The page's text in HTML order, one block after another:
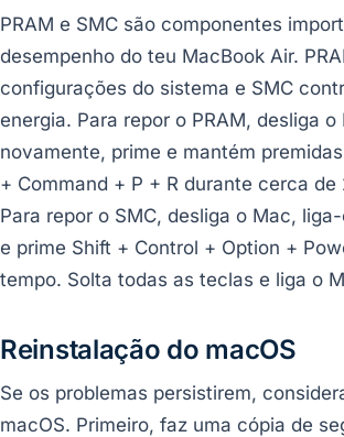
PRAM e SMC são componentes
desempenho do teu MacBook Air.
configurações do sistema e SMC
energia. Para repor o PRAM, desliga
novamente, prime e mantém
+ Command + P + R durante cerca de
Para repor o SMC, desliga o Mac,
e prime Shift + Control + Option +
tempo. Solta todas as teclas e liga o
Reinstalação do macOS
Se os problemas persistirem,
macOS. Primeiro, faz uma cópia de